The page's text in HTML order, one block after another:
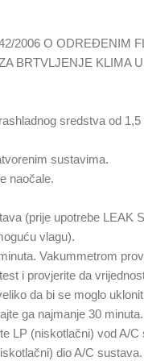
2006 O ODREĐENIM
BRTVLJENJE KLIMA
sredstva od 1,5
sustavima.
naočale.
(prije upotrebe LEAK
vlagu).
Vakummetrom
i provjerite da
da bi se moglo
ga najmanje 30 minuta.
LP (niskotlačni) vod A/C
dio A/C sustava.